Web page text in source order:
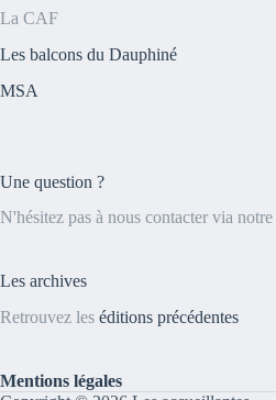
La CAF
Les balcons du Dauphiné
MSA
Une question ?
N'hésitez pas à nous contacter via notre
Les archives
Retrouvez les éditions précédentes
Mentions légales